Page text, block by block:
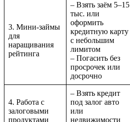
3. Мини-займы
для
наращивания
рейтинга
– Взять заём 5–15
тыс. или
оформить
кредитную карту
с небольшим
лимитом
– Погасить без
просрочек или
досрочно
4. Работа с
залоговыми
продуктами
– Взять кредит
под залог авто
или
недвижимости